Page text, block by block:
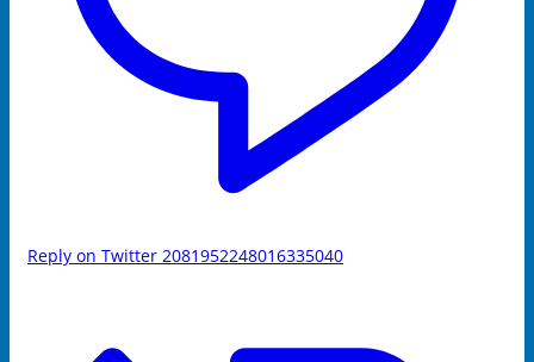
Reply on Twitter 2081952248016335040